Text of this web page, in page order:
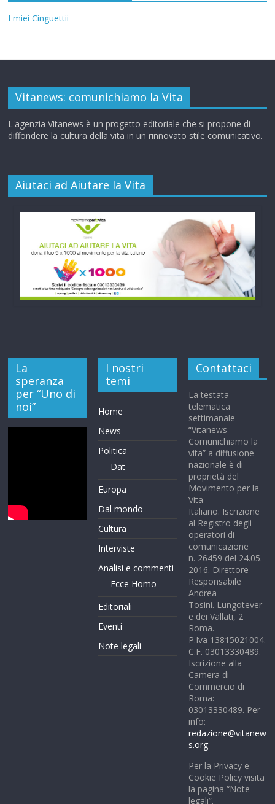
I miei Cinguettii
Vitanews: comunichiamo la Vita
L'agenzia Vitanews è un progetto editoriale che si propone di
diffondere la cultura della vita in un rinnovato stile comunicativo.
Aiutaci ad Aiutare la Vita
La
speranza
per “Uno di
noi”
I nostri
temi
Home
News
Politica
Dat
Europa
Dal mondo
Cultura
Interviste
Analisi e commenti
Ecce Homo
Editoriali
Eventi
Note legali
Contattaci
La testata
telematica
settimanale
“Vitanews –
Comunichiamo la
vita” a diffusione
nazionale è di
proprietà del
Movimento per la
Vita
Italiano. Iscrizione
al Registro degli
operatori di
comunicazione
n. 26459 del 24.05.
2016. Direttore
Responsabile
Andrea
Tosini. Lungotever
e dei Vallati, 2
Roma.
P.Iva 13815021004.
C.F. 03013330489.
Iscrizione alla
Camera di
Commercio di
Roma:
03013330489. Per
info:
redazione@vitanew
s.org
Per la Privacy e
Cookie Policy visita
la pagina “Note
legali”.